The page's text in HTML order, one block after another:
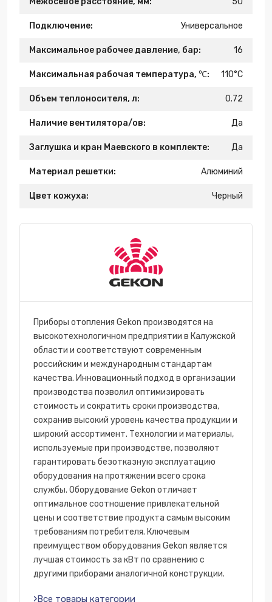
Подключение: Универсальное
Максимальное рабочее давление, бар: 16
Максимальная рабочая температура, ℃: 110°C
Объем теплоносителя, л: 0.72
Наличие вентилятора/ов: Да
Заглушка и кран Маевского в комплекте: Да
Материал решетки: Алюминий
Цвет кожуха: Черный
Приборы отопления Gekon производятся на
высокотехнологичном предприятии в Калужской
области и соответствуют современным
российским и международным стандартам
качества. Инновационный подход в организации
производства позволил оптимизировать
стоимость и сократить сроки производства,
сохранив высокий уровень качества продукции и
широкий ассортимент. Технологии и материалы,
используемые при производстве, позволяют
гарантировать безотказную эксплуатацию
оборудования на протяжении всего срока
службы. Оборудование Gekon отличает
оптимальное соотношение привлекательной
цены и соответствие продукта самым высоким
требованиям потребителя. Ключевым
преимуществом оборудования Gekon является
лучшая стоимость за кВт по сравнению с
другими приборами аналогичной конструкции.
Все товары категории